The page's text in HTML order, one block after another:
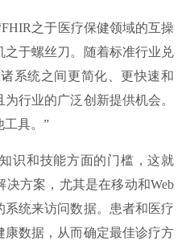
之于医疗保健领域的互操
于螺丝刀。随着标准行业兑
系统之间更简化、更快速和
行业的广泛创新提供机会。
工具。”
识和技能方面的门槛，这就
方案，尤其是在移动和Web
统来访问数据。患者和医疗
数据，从而确定最佳诊疗方